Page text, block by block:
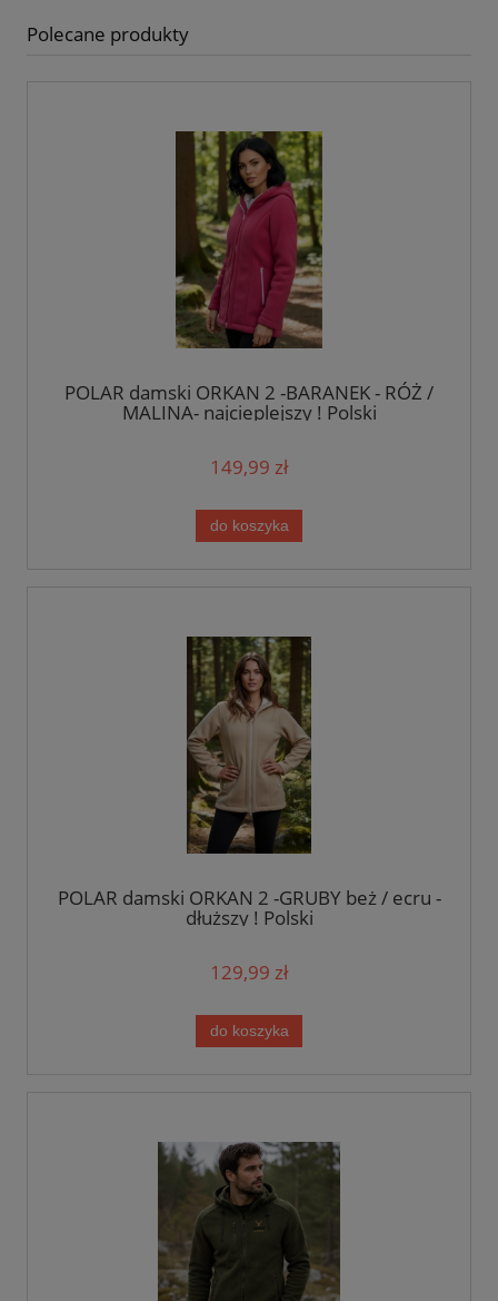
Polecane produkty
POLAR damski ORKAN 2 -BARANEK - RÓŻ /
MALINA- najcieplejszy ! Polski
149,99 zł
do koszyka
POLAR damski ORKAN 2 -GRUBY beż / ecru -
dłuższy ! Polski
129,99 zł
do koszyka